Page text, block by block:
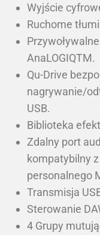
Wyjście
Ruchome
AnaLOGIQTM.
Qu-Drive
nagrywanie/
USB.
Biblioteka
Zdalny port
kompatybilny
personalnego
Transmisja
Sterowanie
4 Grupy